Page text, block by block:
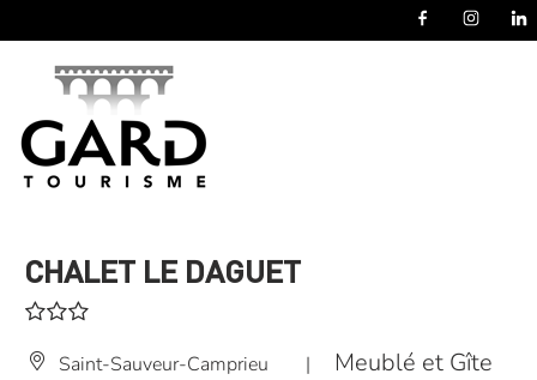
CHALET LE DAGUET
Saint-Sauveur-Camprieu | Meublé et Gîte